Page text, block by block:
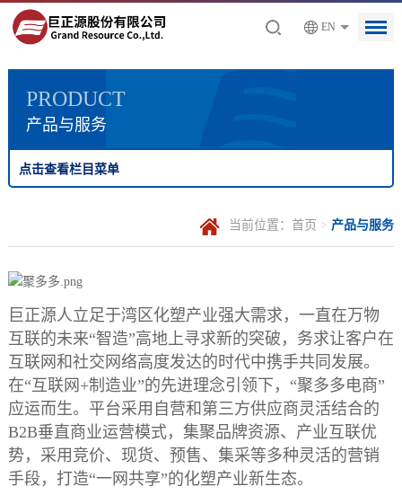
EN
PRODUCT
产品与服务
点击查看栏目菜单
当前位置：首页 > 产品与服务
巨正源人立足于湾区化塑产业强大需求，一直在万物
互联的未来“智造”高地上寻求新的突破，务求让客户在
互联网和社交网络高度发达的时代中携手共同发展。
在“互联网+制造业”的先进理念引领下，“聚多多电商”
应运而生。平台采用自营和第三方供应商灵活结合的
B2B垂直商业运营模式，集聚品牌资源、产业互联优
势，采用竞价、现货、预售、集采等多种灵活的营销
手段，打造“一网共享”的化塑产业新生态。